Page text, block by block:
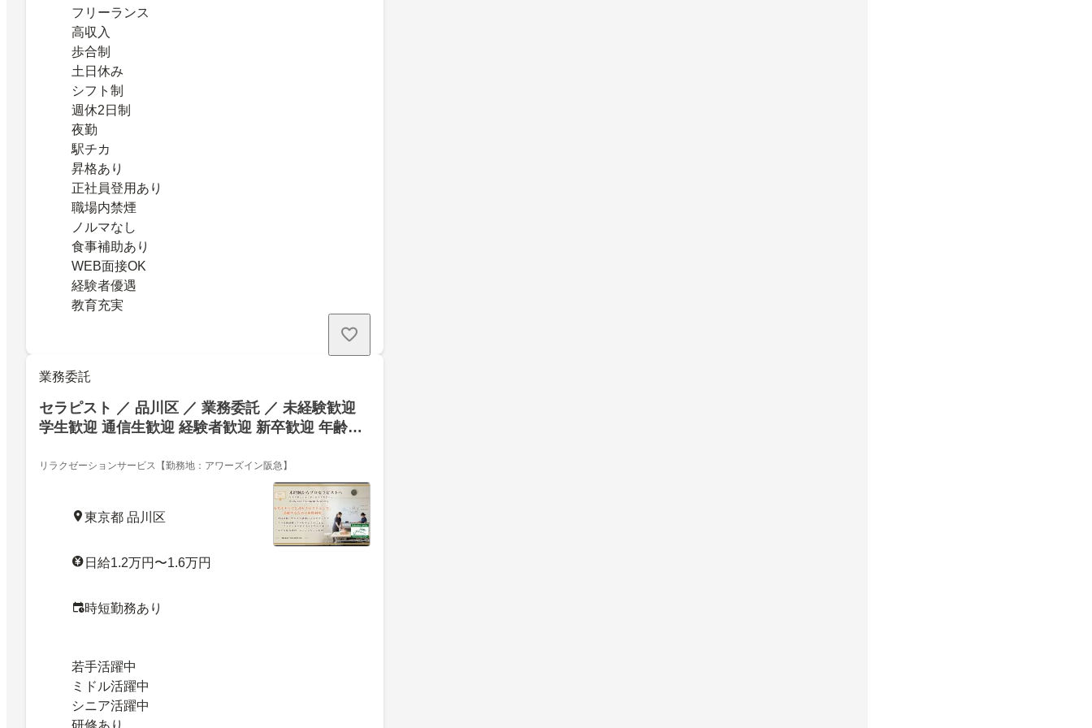
フリーランス
高収入
歩合制
土日休み
シフト制
週休2日制
夜勤
駅チカ
昇格あり
正社員登用あり
職場内禁煙
ノルマなし
食事補助あり
WEB面接OK
経験者優遇
教育充実
業務委託
セラピスト ／ 品川区 ／ 業務委託 ／ 未経験歓迎
学生歓迎 通信生歓迎 経験者歓迎 新卒歓迎 年齢不
～活躍中 シニア（60代～）歓迎
リラクゼーションサービス【勤務地：アワーズイン阪急】
東京都 品川区
日給1.2万円〜1.6万円
時短勤務あり
若手活躍中
ミドル活躍中
シニア活躍中